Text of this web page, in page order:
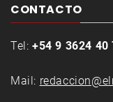
CONTACTO
Tel: +54 9 3624 40
Mail: